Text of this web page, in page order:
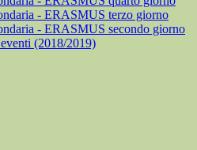
- ERASMUS terzo giorno
- ERASMUS secondo giorno
(2018/2019)